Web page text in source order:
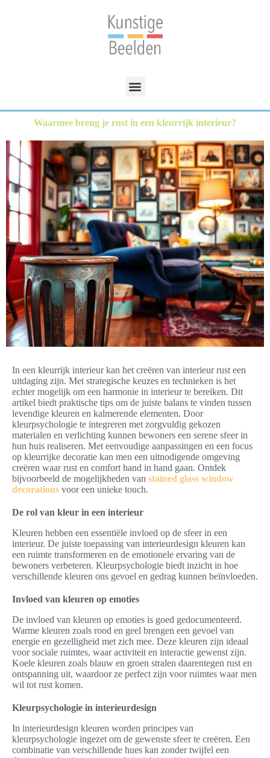
Waarmee breng je rust in een kleurrijk interieur?
In een kleurrijk interieur kan het creëren van interieur rust een
uitdaging zijn. Met strategische keuzes en technieken is het
echter mogelijk om een harmonie in interieur te bereiken. Dit
artikel biedt praktische tips om de juiste balans te vinden tussen
levendige kleuren en kalmerende elementen. Door
kleurpsychologie te integreren met zorgvuldig gekozen
materialen en verlichting kunnen bewoners een serene sfeer in
hun huis realiseren. Met eenvoudige aanpassingen en een focus
op kleurrijke decoratie kan men een uitnodigende omgeving
creëren waar rust en comfort hand in hand gaan. Ontdek
bijvoorbeeld de mogelijkheden van stained glass window
decorations voor een unieke touch.
De rol van kleur in een interieur
Kleuren hebben een essentiële invloed op de sfeer in een
interieur. De juiste toepassing van interieurdesign kleuren kan
een ruimte transformeren en de emotionele ervaring van de
bewoners verbeteren. Kleurpsychologie biedt inzicht in hoe
verschillende kleuren ons gevoel en gedrag kunnen beïnvloeden.
Invloed van kleuren op emoties
De invloed van kleuren op emoties is goed gedocumenteerd.
Warme kleuren zoals rood en geel brengen een gevoel van
energie en gezelligheid met zich mee. Deze kleuren zijn ideaal
voor sociale ruimtes, waar activiteit en interactie gewenst zijn.
Koele kleuren zoals blauw en groen stralen daarentegen rust en
ontspanning uit, waardoor ze perfect zijn voor ruimtes waar men
wil tot rust komen.
Kleurpsychologie in interieurdesign
In interieurdesign kleuren worden principes van
kleurpsychologie ingezet om de gewenste sfeer te creëren. Een
combinatie van verschillende hues kan zonder twijfel een